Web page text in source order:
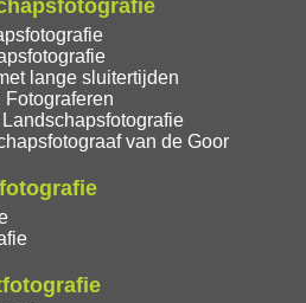
lange sluitertijden
van de Goor